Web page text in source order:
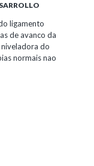
ligamento
de avanco da
do
normais nao